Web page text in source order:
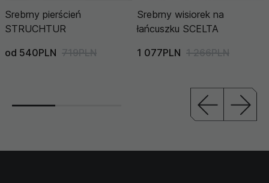
Srebrny pierścień
STRUCHTUR
od 540PLN 719PLN
Srebrny wisiorek na
łańcuszku SCELTA
1 077PLN 1 266PLN